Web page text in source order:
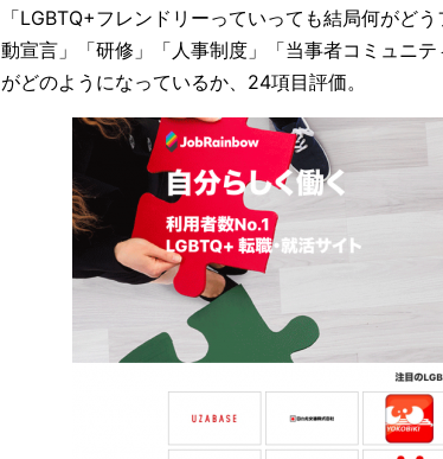
「LGBTQ+フレンドリーっていっても結局何がど
動宣言」「研修」「人事制度」「当事者コミュニ
がどのようになっているか、24項目評価。